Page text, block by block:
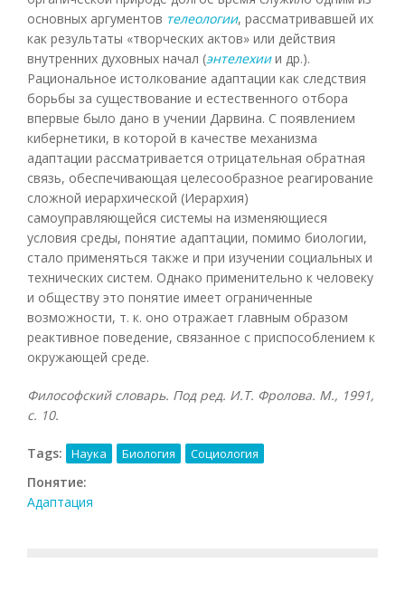
основных аргументов телеологии, рассматривавшей их
как результаты «творческих актов» или действия
внутренних духовных начал (энтелехиии др.).
Рациональное истолкование адаптации как следствия
борьбы за существование и естественного отбора
впервые было дано в учении Дарвина. С появлением
кибернетики, в которой в качестве механизма
адаптации рассматривается отрицательная обратная
связь, обеспечивающая целесообразное реагирование
сложной иерархической (Иерархия)
самоуправляющейся системы на изменяющиеся
условия среды, понятие адаптации, помимо биологии,
стало применяться также и при изучении социальных и
технических систем. Однако применительно к человеку
и обществу это понятие имеет ограниченные
возможности, т. к. оно отражает главным образом
реактивное поведение, связанное с приспособлением к
окружающей среде.
Философский словарь. Под ред. И.Т. Фролова. М., 1991,
с. 10.
Tags: Наука Биология Социология
Понятие:
Адаптация